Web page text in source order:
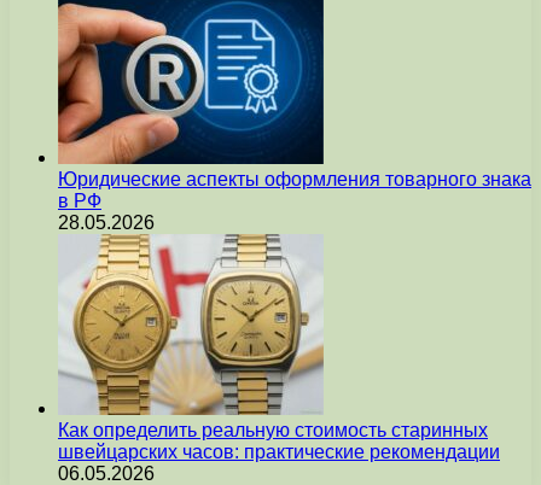
Юридические аспекты оформления товарного знака
в РФ
28.05.2026
Как определить реальную стоимость старинных
швейцарских часов: практические рекомендации
06.05.2026